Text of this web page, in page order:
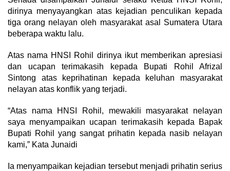
dirinya menyayangkan atas kejadian penculikan kepada
tiga orang nelayan oleh masyarakat asal Sumatera Utara
beberapa waktu lalu.
Atas nama HNSI Rohil dirinya ikut memberikan apresiasi
dan ucapan terimakasih kepada Bupati Rohil Afrizal
Sintong atas keprihatinan kepada keluhan masyarakat
nelayan atas konflik yang terjadi.
“Atas nama HNSI Rohil, mewakili masyarakat nelayan
saya menyampaikan ucapan terimakasih kepada Bapak
Bupati Rohil yang sangat prihatin kepada nasib nelayan
kami,” Kata Junaidi
Ia menyampaikan kejadian tersebut menjadi prihatin serius